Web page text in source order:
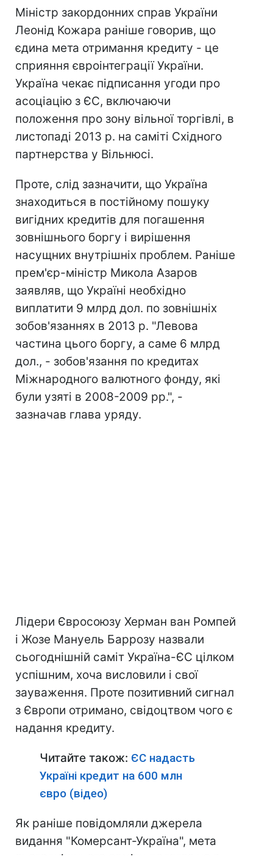
Міністр закордонних справ України
Леонід Кожара раніше говорив, що
єдина мета отримання кредиту - це
сприяння євроінтеграції України.
Україна чекає підписання угоди про
асоціацію з ЄС, включаючи
положення про зону вільної торгівлі, в
листопаді 2013 р. на саміті Східного
партнерства у Вільнюсі.
Проте, слід зазначити, що Україна
знаходиться в постійному пошуку
вигідних кредитів для погашення
зовнішнього боргу і вирішення
насущних внутрішніх проблем. Раніше
прем'єр-міністр Микола Азаров
заявляв, що Україні необхідно
виплатити 9 млрд дол. по зовнішніх
зобов'язаннях в 2013 р. "Левова
частина цього боргу, а саме 6 млрд
дол., - зобов'язання по кредитах
Міжнародного валютного фонду, які
були узяті в 2008-2009 рр.", -
зазначав глава уряду.
Лідери Євросоюзу Херман ван Ромпей
і Жозе Мануель Баррозу назвали
сьогоднішній саміт Україна-ЄС цілком
успішним, хоча висловили і свої
зауваження. Проте позитивний сигнал
з Європи отримано, свідоцтвом чого є
надання кредиту.
Читайте також: ЄС надасть
Україні кредит на 600 млн
євро (відео)
Як раніше повідомляли джерела
видання "Комерсант-Україна", мета